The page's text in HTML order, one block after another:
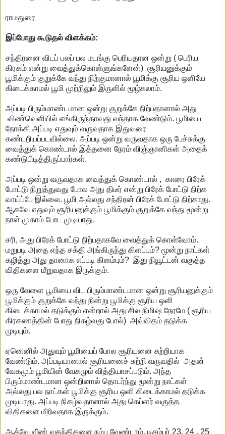
ராமதுரை
இப்போது கூடுதல் விளக்கம்:
சந்திரனை விடப் பலப் பல மடங்கு பெரியதான ஒன்று ( பெரிய
கிரகம் என்று வைத்துக்கொள்ளுங்களேன்) சூரியனுக்கும்
பூமிக்கும் குறுக்கே வந்து நிற்குமானால் பூமிக்கு சூரிய ஒளியே
கிடைக்காமல் பூமி முற்றிலும் இருளில் மூழ்கலாம்.
அப்படி பிரும்மாண்டமான ஒன்று குறுக்கே நிற்பதானால் அது
விண்வெளியில் எங்கிருந்தாவது வந்தாக வேண்டும். பூமியை
நோக்கி அப்படி எதுவும் வருவதாக இதுவரை
கண்டறியப்படவில்லை. அப்படி ஒன்று வருவதாக ஒரு பேச்சுக்கு
வைத்துக் கொண்டால் இத்தனை நேரம் விஞ்ஞானிகள் அதைக்
கண்டுபிடித்திருப்பார்கள்.
அப்படி ஒன்று வருவதாக வைத்துக் கொண்டால் , காரை பிரேக்
போட்டு நிறுத்துவது போல அது திடீர் என்று பிரேக் போட்டு நிற்க
வாய்ப்பே இல்லை. பூமி அல்லது சந்திரன் பிரேக் போட்டு நிற்காது.
ஆகவே எதுவும் சூரியனுக்கும் பூமிக்கும் குறுக்கே வந்து மூன்று
நாள் முகாம் போட முடியாது.
சரி, அது பிரேக் போட்டு நிற்பதாகவே வைத்துக் கொள்வோம்.
மறுபடி அதை எந்த சக்தி அங்கிருந்து கிளப்பும்? மூன்று நாட்கள்
கழித்து அது தானாக எப்படி கிளம்பும்? இது நியூட்டன் வகுத்த
விதிகளை மீறுவதாக இருக்கும்.
ஒரு வேளை பூமியை விட பிரும்மாண்டமான ஒன்று சூரியனுக்கும்
பூமிக்கும் குறுக்கே வந்து நின்று பூமிக்கு சூரிய ஒளி
கிடைக்காமல் தடுக்கும் என்றால் அது சில நிமிஷ நேரமே ( சூரிய
கிரகணத்தின் போது நிகழ்வது போல்) அவ்விதம் தடுக்க
முடியும்.
ஏனெனில் அதுவும் பூமியைப் போல சூரியனை சுற்றியாக
வேண்டும். அப்படியானால் சூரியனைச் சுற்றி வருவதில் அதன்
வேகமும் பூமியின் வேகமும் வித்தியாசப்படும். அந்த
பிரும்மாண்டமான ஒன்றினால் தொடர்ந்து மூன்று நாட்கள்
அல்லது பல நாட்கள் பூமிக்கு சூரிய ஒளி கிடைக்காமல் தடுக்க
முடியாது. அப்படி நிகழ்வதானால் அது கெப்ளர் வகுத்த
விதிகளை மீறிவதாக இருக்கும்.
ஆக்வே வீண் வதந்திகளை நம்ப வேண்டாம். டிசம்பர் 23, 24 , 25